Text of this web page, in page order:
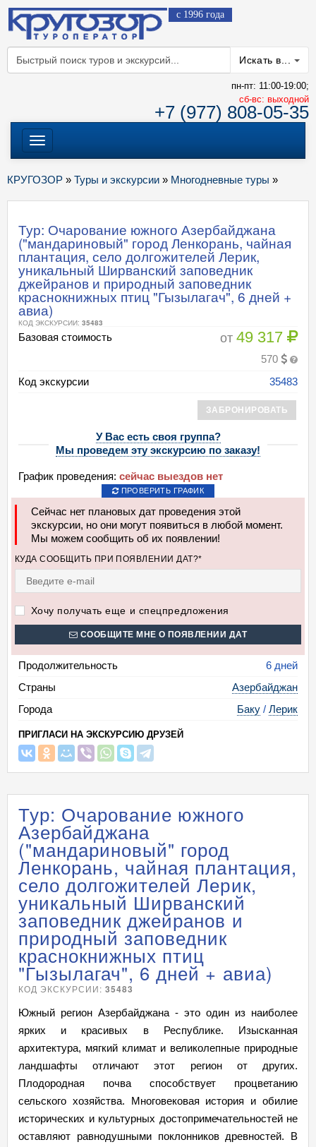
с 1996 года
Искать в...
пн-пт: 11:00-19:00;
cб-вс: выходной
+7 (977) 808-05-35
Меню
КРУГОЗОР » Туры и экскурсии » Многодневные туры »
Тур: Очарование южного Азербайджана
("мандариновый" город Ленкорань, чайная
плантация, село долгожителей Лерик,
уникальный Ширванский заповедник
джейранов и природный заповедник
краснокнижных птиц "Гызылагач", 6 дней +
авиа)
КОД ЭКСКУРСИИ: 35483
Базовая стоимость от 49 317
570
Код экскурсии
35483
ЗАБРОНИРОВАТЬ
У Вас есть своя группа?
Мы проведем эту экскурсию по заказу!
График проведения: сейчас выездов нет
ПРОВЕРИТЬ ГРАФИК
Сейчас нет плановых дат проведения этой
экскурсии, но они могут появиться в любой момент.
Мы можем сообщить об их появлении!
КУДА СООБЩИТЬ ПРИ ПОЯВЛЕНИИ ДАТ?*
Хочу получать еще и спецпредложения
СООБЩИТЕ МНЕ О ПОЯВЛЕНИИ ДАТ
Продолжительность
6 дней
Страны
Азербайджан
Города
Баку / Лерик
ПРИГЛАСИ НА ЭКСКУРСИЮ ДРУЗЕЙ
Тур: Очарование южного
Азербайджана
("мандариновый" город
Ленкорань, чайная плантация,
село долгожителей Лерик,
уникальный Ширванский
заповедник джейранов и
природный заповедник
краснокнижных птиц
"Гызылагач", 6 дней + авиа)
КОД ЭКСКУРСИИ:35483
Южный регион Азербайджана - это один из наиболее
ярких и красивых в Республике. Изысканная
архитектура, мягкий климат и великолепные природные
ландшафты отличают этот регион от других.
Плодородная почва способствует процветанию
сельского хозяйства. Многовековая история и обилие
исторических и культурных достопримечательностей не
оставляют равнодушными поклонников древностей. В